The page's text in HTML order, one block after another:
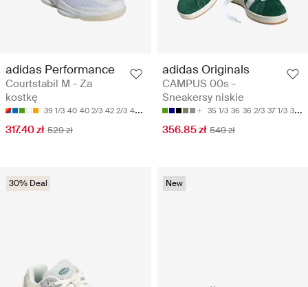
adidas Performance
Courtstabil M - Za
kostkę
39 1/3 40 40 2/3 42 2/3 43 1/3
317.40 zł 529 zł
adidas Originals
CAMPUS 00s -
Sneakersy niskie
35 1/3 36 36 2/3 37 1/3 38
356.85 zł 549 zł
30% Deal New